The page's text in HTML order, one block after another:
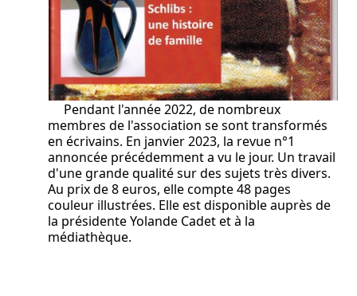
Pendant l'année 2022, de nombreux
membres de l'association se sont transformés
en écrivains. En janvier 2023, la revue n°1
annoncée précédemment a vu le jour. Un travail
d'une grande qualité sur des sujets très divers.
Au prix de 8 euros, elle compte 48 pages
couleur illustrées. Elle est disponible auprès de
la présidente Yolande Cadet et à la
médiathèque.